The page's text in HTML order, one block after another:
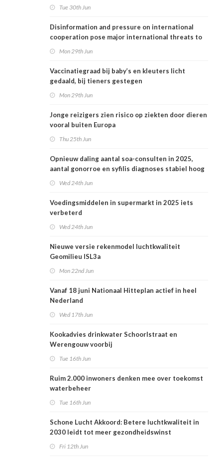
Tue 30th Jun
Disinformation and pressure on international
cooperation pose major international threats to
Mon 29th Jun
Vaccinatiegraad bij baby’s en kleuters licht
gedaald, bij tieners gestegen
Mon 29th Jun
Jonge reizigers zien risico op ziekten door dieren
vooral buiten Europa
Thu 25th Jun
Opnieuw daling aantal soa-consulten in 2025,
aantal gonorroe en syfilis diagnoses stabiel hoog
Wed 24th Jun
Voedingsmiddelen in supermarkt in 2025 iets
verbeterd
Wed 24th Jun
Nieuwe versie rekenmodel luchtkwaliteit
Geomilieu ISL3a
Mon 22nd Jun
Vanaf 18 juni Nationaal Hitteplan actief in heel
Nederland
Wed 17th Jun
Kookadvies drinkwater Schoorlstraat en
Werengouw voorbij
Tue 16th Jun
Ruim 2.000 inwoners denken mee over toekomst
waterbeheer
Tue 16th Jun
Schone Lucht Akkoord: Betere luchtkwaliteit in
2030 leidt tot meer gezondheidswinst
Fri 12th Jun